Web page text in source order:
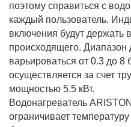
поэтому справиться с
каждый пользователь.
включения будут держать
происходящего.
варьироваться от 0.3 до
осуществляется за счет
мощностью 5.5 кВт.
Водонагреватель
ограничивает